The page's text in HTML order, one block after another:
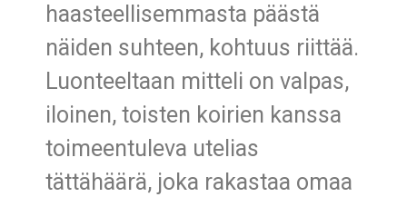
haasteellisemmasta päästä
näiden suhteen, kohtuus riittää.
Luonteeltaan mitteli on valpas,
iloinen, toisten koirien kanssa
toimeentuleva utelias
tättähäärä, joka rakastaa omaa